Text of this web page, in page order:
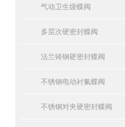
气动卫生级蝶阀
多层次硬密封蝶阀
法兰铸钢硬密封蝶阀
不锈钢电动衬氟蝶阀
不锈钢对夹硬密封蝶阀